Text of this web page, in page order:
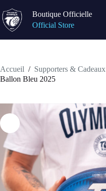
au
contenu
Boutique Officielle
Official Store
Accueil / Supporters & Cadeaux
Ballon Bleu 2025